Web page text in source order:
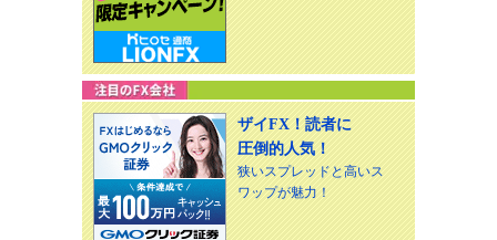
ザイFX！読者に
圧倒的人気！
狭いスプレッドと高いス
ワップが魅力！